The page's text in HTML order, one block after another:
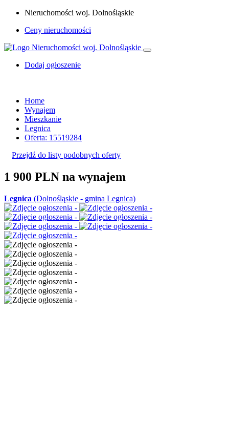
Nieruchomości woj. Dolnośląskie
Ceny nieruchomości
Dodaj ogłoszenie
Home
Wynajem
Mieszkanie
Legnica
Oferta: 15519284
Przejdź do listy podobnych oferty
1 900 PLN na wynajem
Legnica (Dolnośląskie - gmina Legnica)